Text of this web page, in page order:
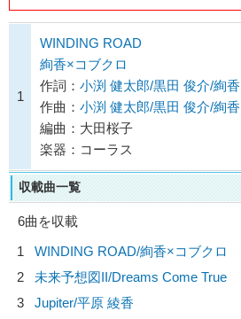
1
WINDING ROAD
絢香×コブクロ
作詞： 小渕 健太郎/黒田 俊介/絢香
作曲： 小渕 健太郎/黒田 俊介/絢香
編曲：大田桜子
楽器：コーラス
収載曲一覧
6曲を収載
1
WINDING ROAD/絢香×コブクロ
2
未来予想図II/Dreams Come True
3
Jupiter/平原 綾香